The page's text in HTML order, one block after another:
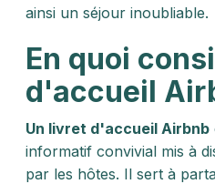
ainsi un séjour inoubliable.
En quoi
d'accueil
Un livret d'accueil Airbnb
informatif convivial mis à
par les hôtes. Il sert à